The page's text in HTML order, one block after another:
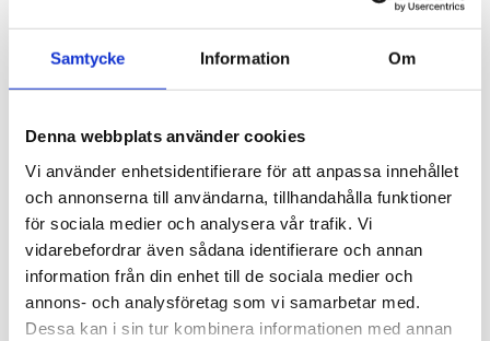
Samtycke Information Om
Denna webbplats använder cookies
Vi använder enhetsidentifierare för att anpassa innehållet
och annonserna till användarna, tillhandahålla funktioner
för sociala medier och analysera vår trafik. Vi
vidarebefordrar även sådana identifierare och annan
information från din enhet till de sociala medier och
annons- och analysföretag som vi samarbetar med.
Dessa kan i sin tur kombinera informationen med annan
Varför har LKF valt att aktivt arbeta med
mobilitetstjänster i sina fastigheter?
Som en
del av vår affärsplan finns att vi ska arbeta för att
hyresgäster. Bland annat utifrån vår kundenkät
ser vi att frågor kopplade till hållbar mobilitet är
viktigt för våra hyresgäster och att man efterfrågar
lösningar för en enkel klimatsmart vardag. LKF är
också en del av arbetet att nå ett Klimatneutralt
Lund 2030, inom vilket mobilitet såklart är en viktig
fråga.
Vad utmärker Xplorion? Xplorion är vårt första så